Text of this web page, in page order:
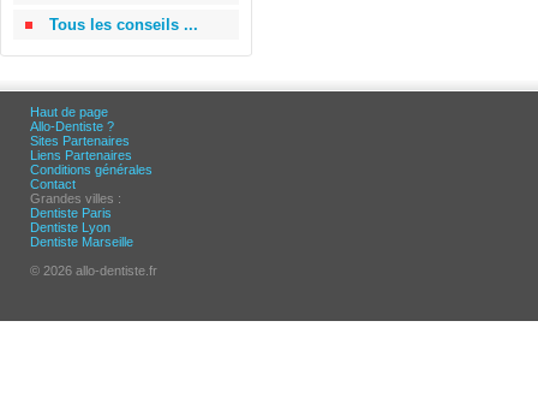
Tous les conseils ...
Haut de page
Allo-Dentiste ?
Sites Partenaires
Liens Partenaires
Conditions générales
Contact
Grandes villes :
Dentiste Paris
Dentiste Lyon
Dentiste Marseille
© 2026 allo-dentiste.fr